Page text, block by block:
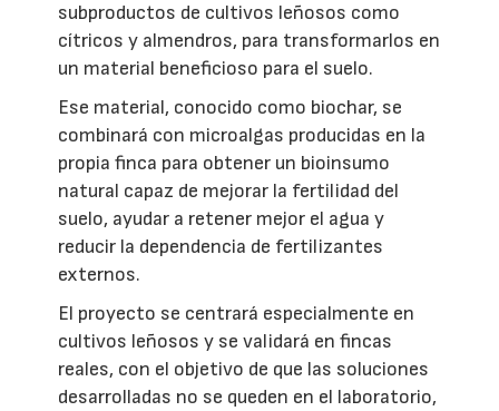
subproductos de cultivos leñosos como
cítricos y almendros, para transformarlos en
un material beneficioso para el suelo.
Ese material, conocido como biochar, se
combinará con microalgas producidas en la
propia finca para obtener un bioinsumo
natural capaz de mejorar la fertilidad del
suelo, ayudar a retener mejor el agua y
reducir la dependencia de fertilizantes
externos.
El proyecto se centrará especialmente en
cultivos leñosos y se validará en fincas
reales, con el objetivo de que las soluciones
desarrolladas no se queden en el laboratorio,